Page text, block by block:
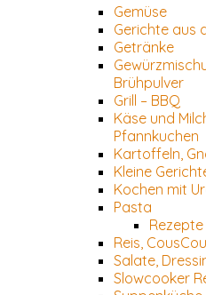
Gemüse
Gerichte aus
Getränke
Brühpulver
Grill – BBQ
Käse und
Pfannkuchen
Kartoffeln,
Kleine
Kochen mit
Pasta
Reis,
Salate,
Slowcooker